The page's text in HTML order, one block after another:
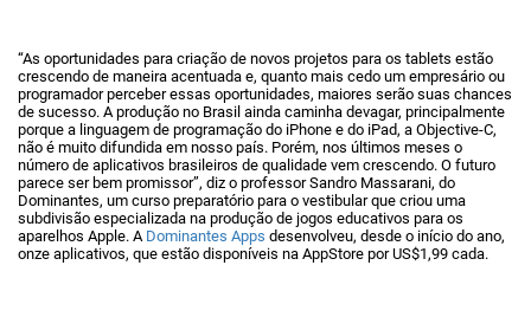
“As oportunidades para criação de novos projetos para os tablets estão
crescendo de maneira acentuada e, quanto mais cedo um empresário ou
programador perceber essas oportunidades, maiores serão suas chances
de sucesso. A produção no Brasil ainda caminha devagar, principalmente
porque a linguagem de programação do iPhone e do iPad, a Objective-C,
não é muito difundida em nosso país. Porém, nos últimos meses o
número de aplicativos brasileiros de qualidade vem crescendo. O futuro
parece ser bem promissor”, diz o professor Sandro Massarani, do
Dominantes, um curso preparatório para o vestibular que criou uma
subdivisão especializada na produção de jogos educativos para os
aparelhos Apple. A Dominantes Apps desenvolveu, desde o início do ano,
onze aplicativos, que estão disponíveis na AppStore por US$1,99 cada.